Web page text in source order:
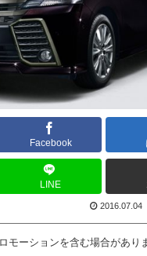
Facebook
LINE
2016.07.04
モーションを含む場合があり